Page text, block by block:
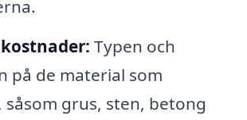
Typen och
på de material som
såsom grus, sten, betong